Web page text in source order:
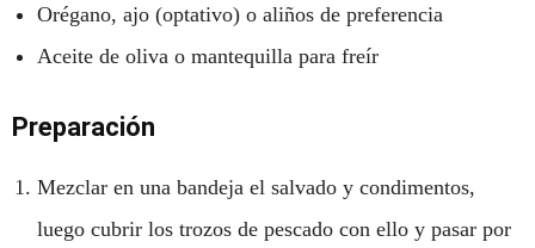
Orégano, ajo (optativo) o aliños de preferencia
Aceite de oliva o mantequilla para freír
Preparación
Mezclar en una bandeja el salvado y condimentos,
luego cubrir los trozos de pescado con ello y pasar por